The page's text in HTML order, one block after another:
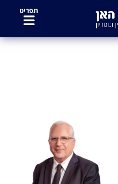
תפריט